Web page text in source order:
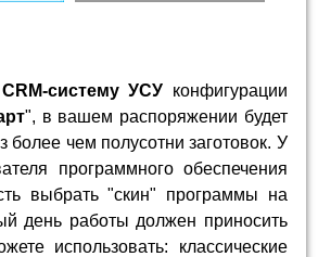
CRM-систему УСУ конфигурации
", в вашем распоряжении будет
более чем полусотни заготовок. У
программного обеспечения
выбрать "скин" программы на
день работы должен приносить
использовать: классические